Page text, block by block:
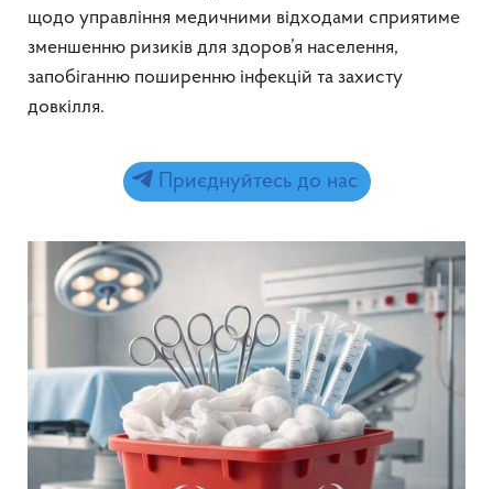
щодо управління медичними відходами сприятиме
зменшенню ризиків для здоров’я населення,
запобіганню поширенню інфекцій та захисту
довкілля.
Приєднуйтесь до нас